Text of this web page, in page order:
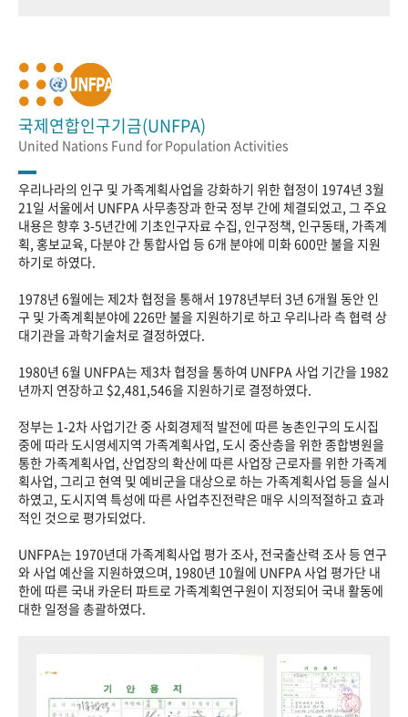
국제연합인구기금(UNFPA)
United Nations Fund for Population Activities
우리나라의 인구 및 가족계획사업을 강화하기 위한 협정이 1974년 3월
21일 서울에서 UNFPA 사무총장과 한국 정부 간에 체결되었고, 그 주요
내용은 향후 3-5년간에 기초인구자료 수집, 인구정책, 인구동태, 가족계
획, 홍보교육, 다분야 간 통합사업 등 6개 분야에 미화 600만 불을 지원
하기로 하였다.
1978년 6월에는 제2차 협정을 통해서 1978년부터 3년 6개월 동안 인
구 및 가족계획분야에 226만 불을 지원하기로 하고 우리나라 측 협력 상
대기관을 과학기술처로 결정하였다.
1980년 6월 UNFPA는 제3차 협정을 통하여 UNFPA 사업 기간을 1982
년까지 연장하고 $2,481,546을 지원하기로 결정하였다.
정부는 1-2차 사업기간 중 사회경제적 발전에 따른 농촌인구의 도시집
중에 따라 도시영세지역 가족계획사업, 도시 중산층을 위한 종합병원을
통한 가족계획사업, 산업장의 확산에 따른 사업장 근로자를 위한 가족계
획사업, 그리고 현역 및 예비군을 대상으로 하는 가족계획사업 등을 실시
하였고, 도시지역 특성에 따른 사업추진전략은 매우 시의적절하고 효과
적인 것으로 평가되었다.
UNFPA는 1970년대 가족계획사업 평가 조사, 전국출산력 조사 등 연구
와 사업 예산을 지원하였으며, 1980년 10월에 UNFPA 사업 평가단 내
한에 따른 국내 카운터 파트로 가족계획연구원이 지정되어 국내 활동에
대한 일정을 총괄하였다.